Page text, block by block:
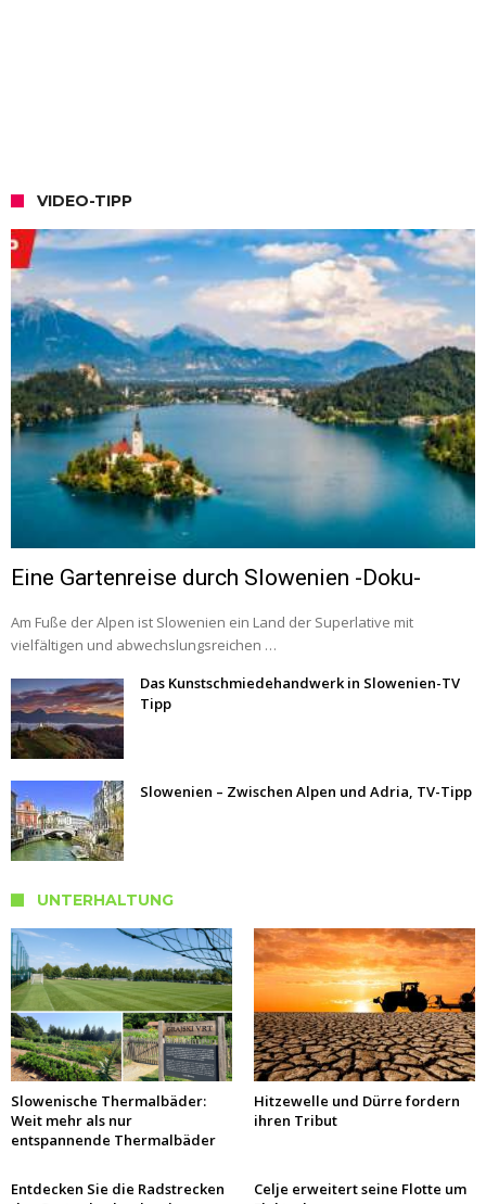
VIDEO-TIPP
Eine Gartenreise durch Slowenien -Doku-
Am Fuße der Alpen ist Slowenien ein Land der Superlative mit
vielfältigen und abwechslungsreichen …
Das Kunstschmiedehandwerk in Slowenien-TV
Tipp
Slowenien – Zwischen Alpen und Adria, TV-Tipp
UNTERHALTUNG
Slowenische Thermalbäder:
Weit mehr als nur
entspannende Thermalbäder
Hitzewelle und Dürre fordern
ihren Tribut
Entdecken Sie die Radstrecken
Celje erweitert seine Flotte um